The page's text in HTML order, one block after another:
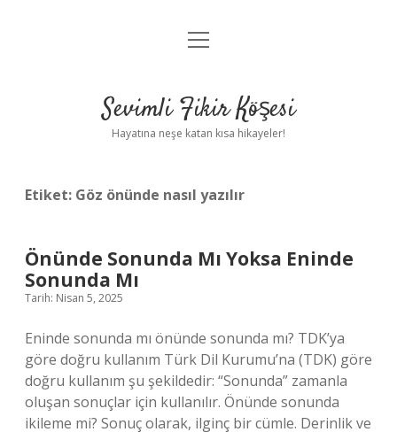
Anasayfa
Yasal Uyarı
menüyü
Sevimli Fikir Köşesi
Hayatına neşe katan kısa hikayeler!
Etiket: Göz önünde nasıl yazılır
Önünde Sonunda Mı Yoksa Eninde
Sonunda Mı
Tarih: Nisan 5, 2025
Eninde sonunda mı önünde sonunda mı? TDK’ya
göre doğru kullanım Türk Dil Kurumu’na (TDK) göre
doğru kullanım şu şekildedir: “Sonunda” zamanla
oluşan sonuçlar için kullanılır. Önünde sonunda
ikileme mi? Sonuç olarak, ilginç bir cümle. Derinlik ve